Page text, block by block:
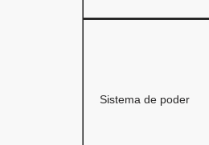
Sistema de poder